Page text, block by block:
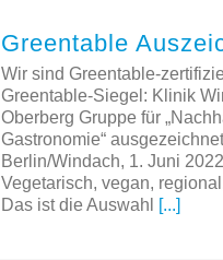
Greentable
Wir sind Greentable-
Greentable-Siegel: Klinik
Oberberg Gruppe für
Gastronomie“
Berlin/Windach, 1. Juni
Vegetarisch, vegan,
Das ist die Auswahl
[...]